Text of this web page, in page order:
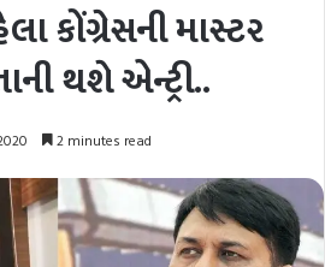
કોંગ્રેસની માસ્ટર
થશે એન્ટ્રી..
2 minutes read